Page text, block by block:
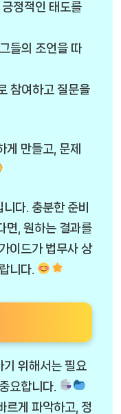
정적인 태도를
들의 조언을 따
참여하고 질문을
게 만들고, 문제
다. 충분한 준비
면, 원하는 결과를
이드가 법무사 상
니다.
위해서는 필요
요합니다.
르게 파악하고, 정